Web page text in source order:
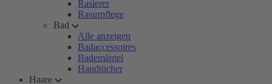
Rasierer
Rasurpflege
Bad
Alle anzeigen
Badaccessoires
Bademäntel
Handtücher
Haare